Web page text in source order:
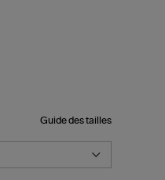
Guide des tailles